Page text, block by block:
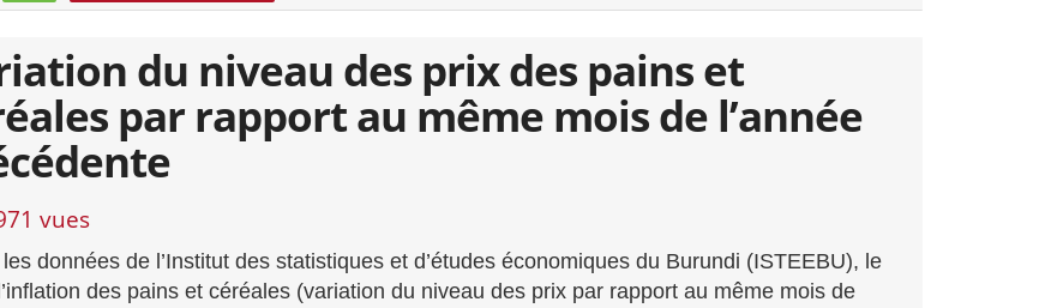
du niveau des prix des pains et
par rapport au même mois de l’année
vues
données de l’Institut des statistiques et d’études économiques du Burundi (ISTEEBU), le
des pains et céréales (variation du niveau des prix par rapport au même mois de